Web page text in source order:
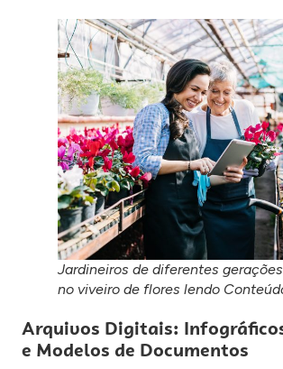
Jardineiros de diferentes
no viveiro de flores lendo
Arquivos Digitais:
e Modelos de Documentos